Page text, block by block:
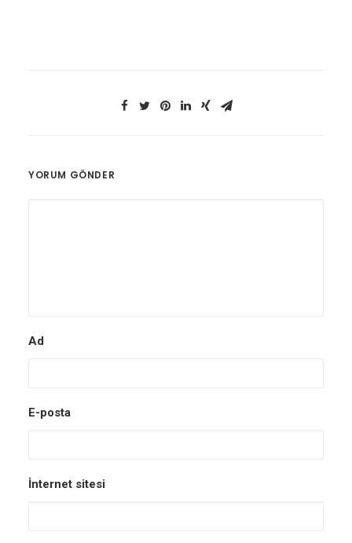
YORUM GÖNDER
Ad
E-posta
İnternet sitesi